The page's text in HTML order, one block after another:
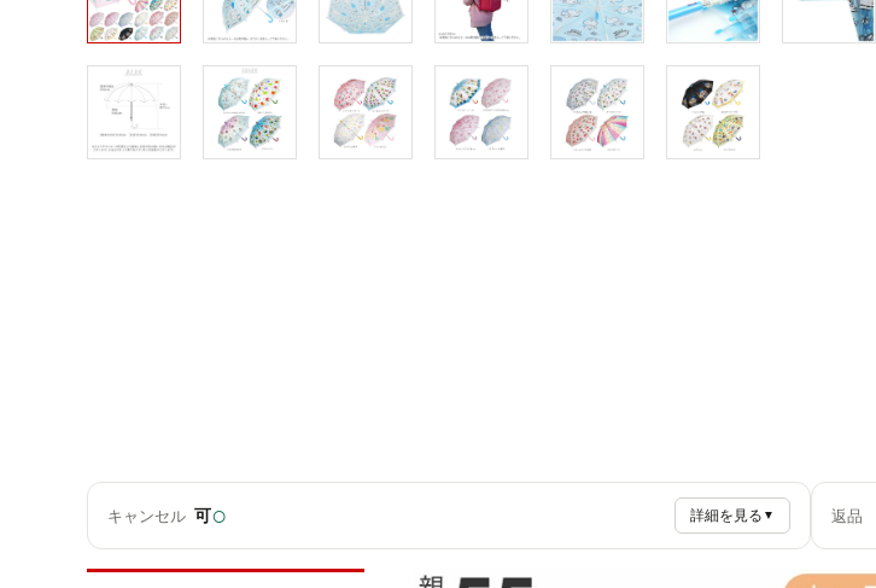
キャンセル 可○ 詳細を見る ▼ 返品